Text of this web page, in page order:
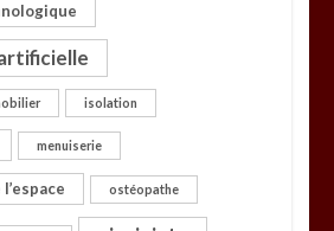
isolation
menuiserie
ostéopathe